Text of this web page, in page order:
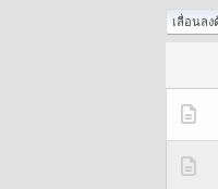
เลื่อนลง